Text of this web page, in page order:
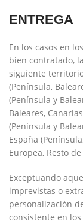
ENTREGA
En los casos en
bien contratado,
siguiente
(Península,
(Península y
Baleares,
(Península y
España
Europea, Resto
Exceptuando
imprevistas o
personalización
consistente en